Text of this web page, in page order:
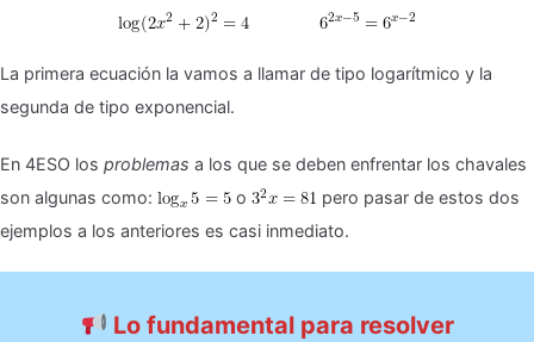
La primera ecuación la vamos a llamar de tipo logarítmico y la
segunda de tipo exponencial.
En 4ESO los problemas a los que se deben enfrentar los chavales
son algunas como:
o
pero pasar de estos dos
ejemplos a los anteriores es casi inmediato.
Lo fundamental para resolver